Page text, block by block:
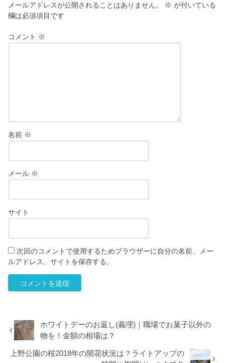
メールアドレスが公開されることはありません。 ※ が付いている
欄は必須項目です
コメント ※
名前 ※
メール ※
サイト
次回のコメントで使用するためブラウザーに自分の名前、メー
ルアドレス、サイトを保存する。
ホワイトデーのお返し(義理)｜職場でお菓子以外の
物を！金額の相場は？
上野公園の桜2018年の開花状況は？ライトアップの